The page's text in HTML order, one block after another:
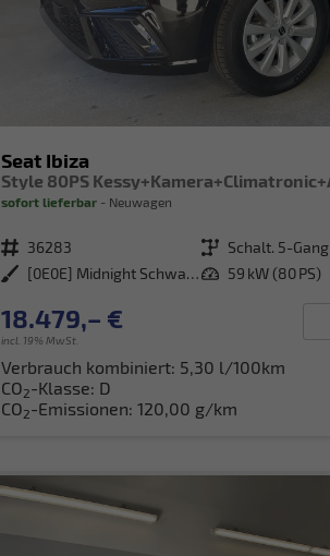
Seat Ibiza
sofort lieferbar Neuwagen
Fahrzeugnr. 36283 Getriebe Schalt. 5-Gang
Außenfarbe
[0E0E] Midnight Schwarz Metallic Leistung 59 kW (80 PS)
18.479,– €
incl. 19% MwSt.
Verbrauch kombiniert: 5,30 l/100km
CO2-Klasse: D
CO2-Emissionen: 120,00 g/km